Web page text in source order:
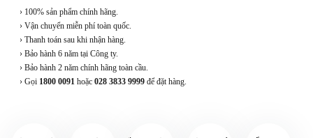
› 100% sản phẩm chính hãng.
› Vận chuyển miễn phí toàn quốc.
› Thanh toán sau khi nhận hàng.
› Bảo hành 6 năm tại Công ty.
› Bảo hành 2 năm chính hãng toàn cầu.
› Gọi 1800 0091 hoặc 028 3833 9999 để đặt hàng.